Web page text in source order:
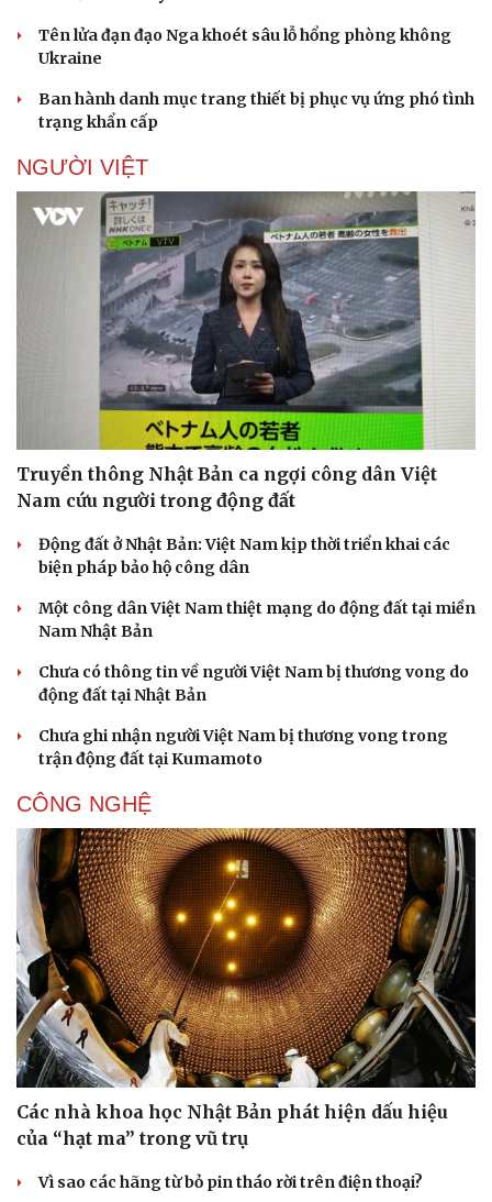
Doanh nghiệp 24h
Doanh nhân
Vì cộng đồng
Tin Công nghệ
Chuyển đổi số
Tên lửa đạn đạo Nga khoét sâu lỗ hổng phòng không
Ukraine
Ban hành danh mục trang thiết bị phục vụ ứng phó tình
trạng khẩn cấp
NGƯỜI VIỆT
Truyền thông Nhật Bản ca ngợi công dân Việt
Nam cứu người trong động đất
Động đất ở Nhật Bản: Việt Nam kịp thời triển khai các
biện pháp bảo hộ công dân
Một công dân Việt Nam thiệt mạng do động đất tại miền
Nam Nhật Bản
Chưa có thông tin về người Việt Nam bị thương vong do
động đất tại Nhật Bản
Chưa ghi nhận người Việt Nam bị thương vong trong
trận động đất tại Kumamoto
CÔNG NGHỆ
Các nhà khoa học Nhật Bản phát hiện dấu hiệu
của “hạt ma” trong vũ trụ
Vì sao các hãng từ bỏ pin tháo rời trên điện thoại?